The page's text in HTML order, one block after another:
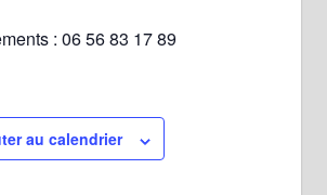
: 06 56 83 17 89
au calendrier